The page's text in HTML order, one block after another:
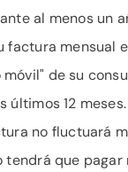
al menos un
factura mensual
de su
últimos 12
no fluctuará
tendrá que pagar